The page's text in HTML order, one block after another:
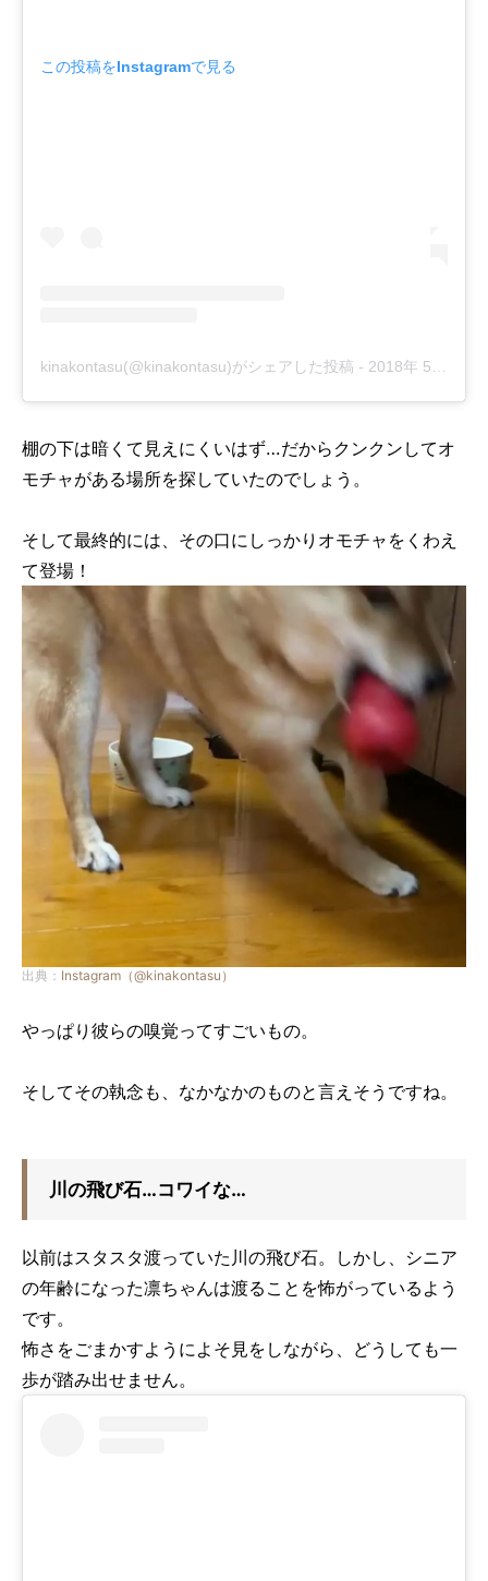
この投稿をInstagramで見る
kinakontasu(@kinakontasu)がシェアした投稿 - 2018年 5月月30日午前5時15分PDT
棚の下は暗くて見えにくいはず…だからクンクンしてオ
モチャがある場所を探していたのでしょう。
そして最終的には、その口にしっかりオモチャをくわえ
て登場！
出典： Instagram（@kinakontasu）
やっぱり彼らの嗅覚ってすごいもの。
そしてその執念も、なかなかのものと言えそうですね。
川の飛び石…コワイな…
以前はスタスタ渡っていた川の飛び石。しかし、シニア
の年齢になった凛ちゃんは渡ることを怖がっているよう
です。
怖さをごまかすようによそ見をしながら、どうしても一
歩が踏み出せません。